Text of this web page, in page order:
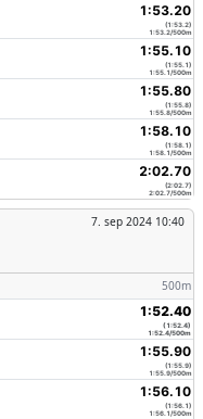
1:53.20
(1:53.2)
1:53.2/500m
1:55.10
(1:55.1)
1:55.1/500m
1:55.80
(1:55.8)
1:55.8/500m
1:58.10
(1:58.1)
1:58.1/500m
2:02.70
(2:02.7)
2:02.7/500m
7. sep 2024 10:40
500m
1:52.40
(1:52.4)
1:52.4/500m
1:55.90
(1:55.9)
1:55.9/500m
1:56.10
(1:56.1)
1:56.1/500m